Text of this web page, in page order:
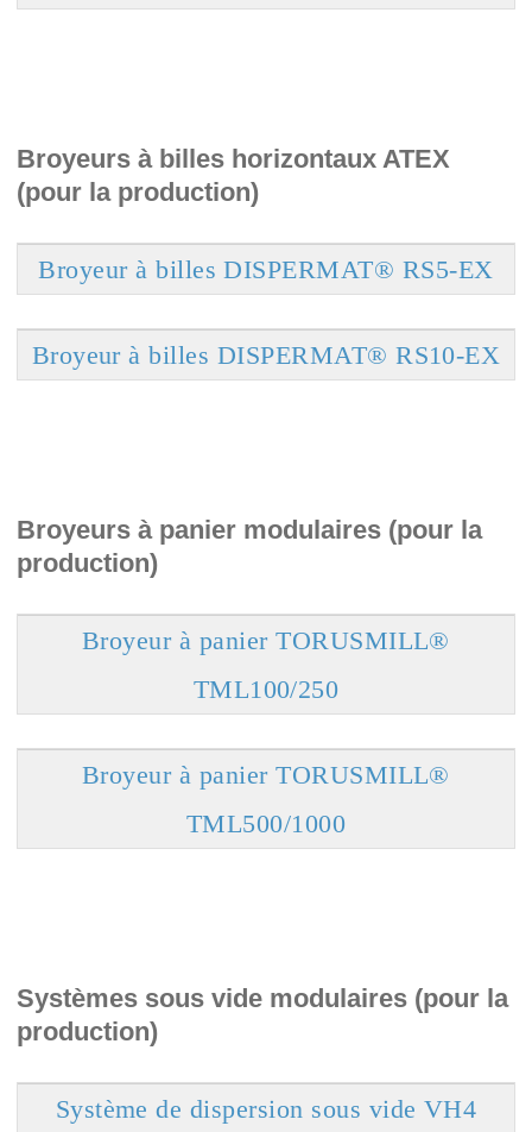
Broyeurs à billes horizontaux ATEX
(pour la production)
Broyeur à billes DISPERMAT® RS5-EX
Broyeur à billes DISPERMAT® RS10-EX
Broyeurs à panier modulaires (pour la
production)
Broyeur à panier TORUSMILL®
TML100/250
Broyeur à panier TORUSMILL®
TML500/1000
Systèmes sous vide modulaires (pour la
production)
Système de dispersion sous vide VH4